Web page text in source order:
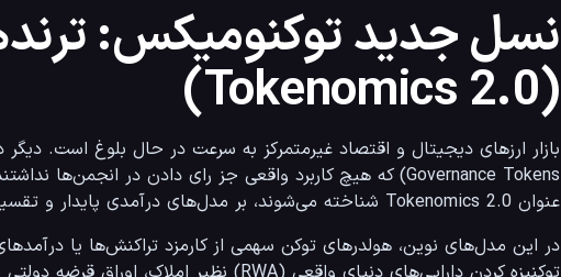
نسل جدید توکنومیکس:
(Tokenomics 2.0)
عنوان Tokenomics 2.0 شناخته می‌شوند، بر مدل‌های درآمدی پایدار و تقسیم سود واقعی (Real Yield) تمرکز دارند.